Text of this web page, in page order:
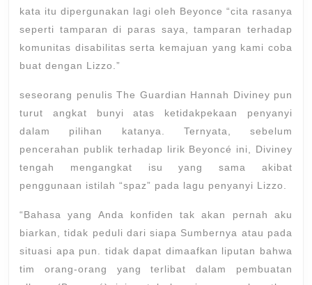
kata itu dipergunakan lagi oleh Beyonce “cita rasanya
seperti tamparan di paras saya, tamparan terhadap
komunitas disabilitas serta kemajuan yang kami coba
buat dengan Lizzo.”
seseorang penulis The Guardian Hannah Diviney pun
turut angkat bunyi atas ketidakpekaan penyanyi
dalam pilihan katanya. Ternyata, sebelum
pencerahan publik terhadap lirik Beyoncé ini, Diviney
tengah mengangkat isu yang sama akibat
penggunaan istilah “spaz” pada lagu penyanyi Lizzo.
“Bahasa yang Anda konfiden tak akan pernah aku
biarkan, tidak peduli dari siapa Sumbernya atau pada
situasi apa pun. tidak dapat dimaafkan liputan bahwa
tim orang-orang yang terlibat dalam pembuatan